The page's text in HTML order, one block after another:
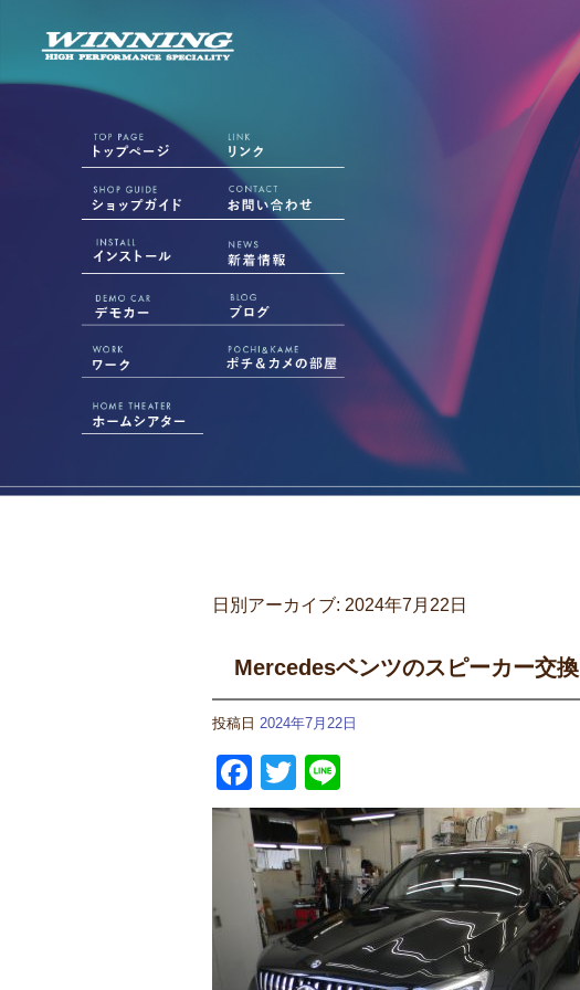
日別アーカイブ: 2024年7月22日
Mercedesベンツのスピーカー交換
投稿日 2024年7月22日
Facebook
Twitter